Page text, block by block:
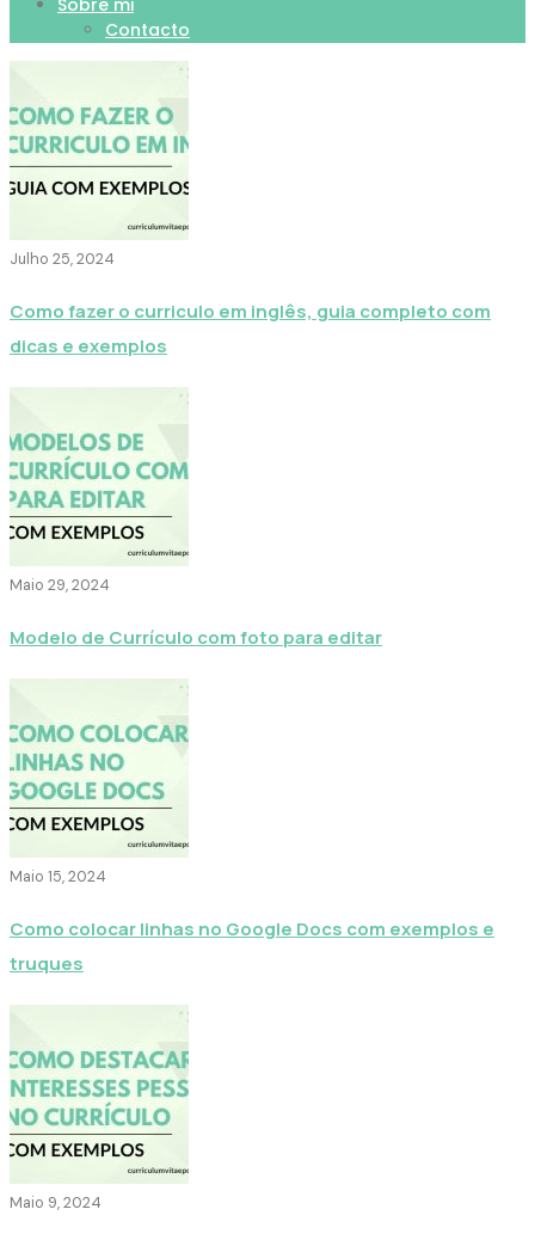
Sobre mi
Contacto
Julho 25, 2024
Como fazer o curriculo em inglês, guia completo com
dicas e exemplos
Maio 29, 2024
Modelo de Currículo com foto para editar
Maio 15, 2024
Como colocar linhas no Google Docs com exemplos e
truques
Maio 9, 2024